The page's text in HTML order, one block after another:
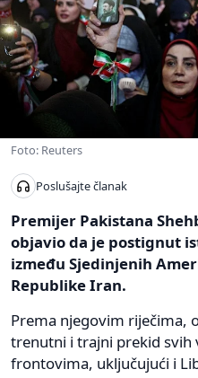
Foto: Reuters
Poslušajte članak
Premijer Pakistana
objavio da je postignut
između Sjedinjenih
Republike Iran.
Prema njegovim riječima,
trenutni i trajni prekid svih
frontovima, uključujući i